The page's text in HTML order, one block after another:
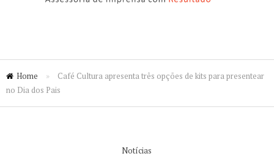
Home »
Café Cultura apresenta três opções de kits para presentear
no Dia dos Pais
Notícias